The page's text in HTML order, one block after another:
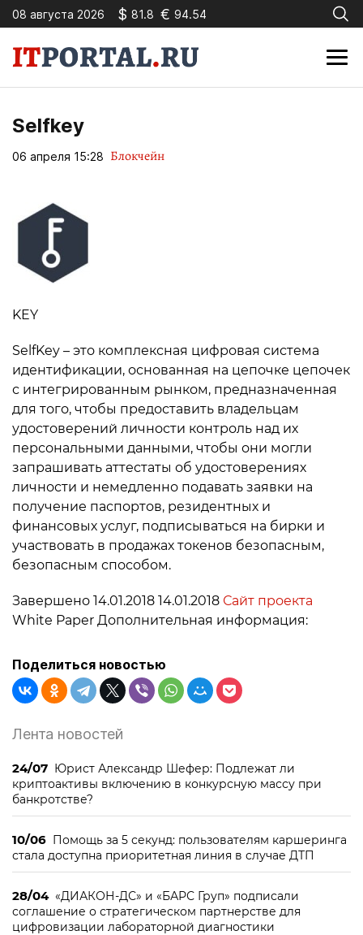
08 августа 2026 $ 81.8 € 94.54
Selfkey
06 апреля 15:28 Блокчейн
KEY
SelfKey – это комплексная цифровая система
идентификации, основанная на цепочке цепочек
с интегрированным рынком, предназначенная
для того, чтобы предоставить владельцам
удостоверений личности контроль над их
персональными данными, чтобы они могли
запрашивать аттестаты об удостоверениях
личности и немедленно подавать заявки на
получение паспортов, резидентных и
финансовых услуг, подписываться на бирки и
участвовать в продажах токенов безопасным,
безопасным способом.
Завершено 14.01.2018 14.01.2018 Сайт проекта
White Paper Дополнительная информация:
Поделиться новостью
Лента новостей
24/07 Юрист Александр Шефер: Подлежат ли
криптоактивы включению в конкурсную массу при
банкротстве?
10/06 Помощь за 5 секунд: пользователям каршеринга
стала доступна приоритетная линия в случае ДТП
28/04 «ДИАКОН-ДС» и «БАРС Груп» подписали
соглашение о стратегическом партнерстве для
цифровизации лабораторной диагностики